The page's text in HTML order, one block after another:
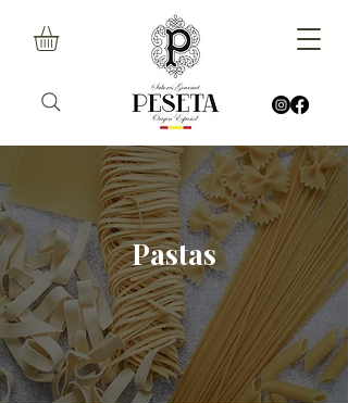
Pastas